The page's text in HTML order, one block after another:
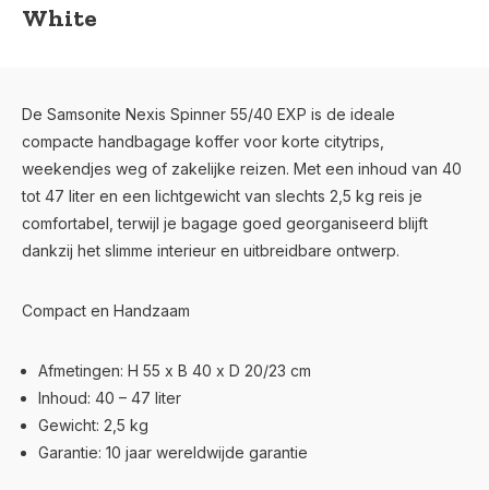
White
De Samsonite Nexis Spinner 55/40 EXP is de ideale
compacte handbagage koffer voor korte citytrips,
weekendjes weg of zakelijke reizen. Met een inhoud van 40
tot 47 liter en een lichtgewicht van slechts 2,5 kg reis je
comfortabel, terwijl je bagage goed georganiseerd blijft
dankzij het slimme interieur en uitbreidbare ontwerp.
Compact en Handzaam
Afmetingen: H 55 x B 40 x D 20/23 cm
Inhoud: 40 – 47 liter
Gewicht: 2,5 kg
Garantie: 10 jaar wereldwijde garantie